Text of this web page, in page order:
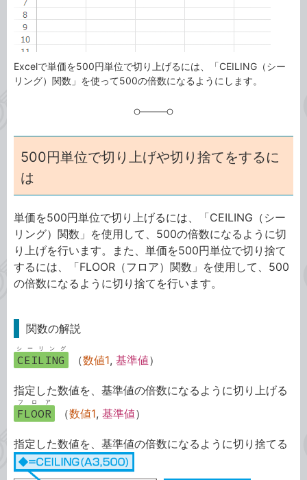
Excelで単価を500円単位で切り上げるには、「CEILING（シー
リング）関数」を使って500の倍数になるようにします。
500円単位で切り上げや切り捨てをするに
は
単価を500円単位で切り上げるには、「CEILING（シー
リング）関数」を使用して、500の倍数になるように切
り上げを行います。また、単価を500円単位で切り捨て
するには、「FLOOR（フロア）関数」を使用して、500
の倍数になるように切り捨てを行います。
関数の解説
CEILING
シーリング
（数値1, 基準値）
指定した数値を、基準値の倍数になるように切り上げる
FLOOR
フロア
（数値1, 基準値）
指定した数値を、基準値の倍数になるように切り捨てる